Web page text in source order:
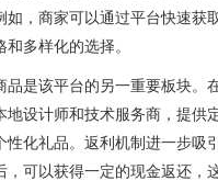
如，商家可以通过平台快速获
多样化的选择。
品是该平台的另一重要板块。
地设计师和技术服务商，提供
性化礼品。返利机制进一步吸
，可以获得一定的现金返还，